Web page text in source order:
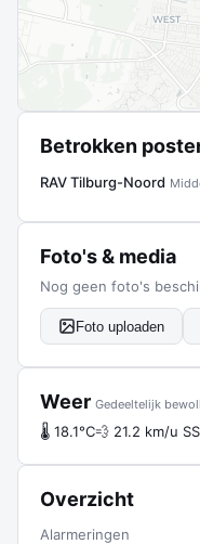
Betrokken
RAV Tilburg-Noord
Foto's & media
Nog geen foto's
Foto uploaden
Weer Gedeeltelijk
🌡 18.1°C💨 21.2 km/u
Overzicht
Alarmeringen